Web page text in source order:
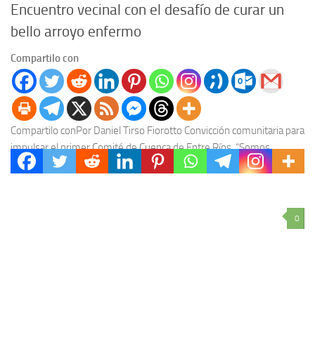
Encuentro vecinal con el desafío de curar un
bello arroyo enfermo
Compartilo con
Compartilo conPor Daniel Tirso Fiorotto Convicción comunitaria para
impulsar el primer Comité de Cuenca de Entre Ríos. “Somos
arroyos”, reza el eslogan que reúne a...
0